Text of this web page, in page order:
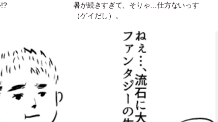
暑が続きすぎて、そりゃ…仕方ないっす
（ゲイだし）。